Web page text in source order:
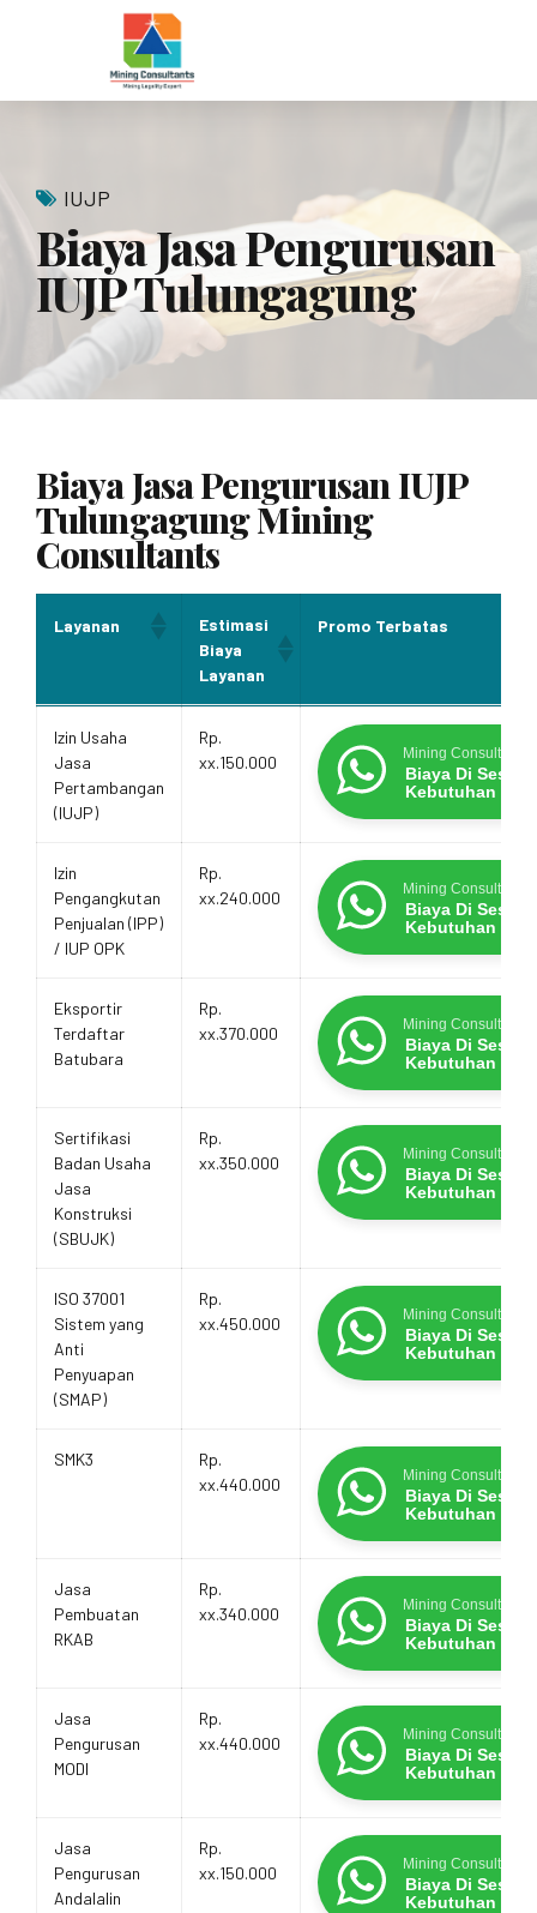
IUJP
Biaya Jasa Pengurusan
IUJP Tulungagung
Biaya Jasa Pengurusan IUJP
Tulungagung Mining
Consultants
Layanan
Estimasi
Biaya
Layanan
Promo Terbatas
Biaya
Layanan
Promo Terbatas
Izin Usaha
Jasa
Pertambangan
(IUJP)
Rp.
xx.150.000
Mining Consultants
Biaya Di
Kebutuhan
Izin
Pengangkutan
Penjualan (IPP)
/ IUP OPK
Rp.
xx.240.000
Mining Consultants
Biaya Di
Kebutuhan
Eksportir
Terdaftar
Batubara
Rp.
xx.370.000
Mining Consultants
Biaya Di
Kebutuhan
Sertifikasi
Badan Usaha
Jasa
Konstruksi
(SBUJK)
Rp.
xx.350.000
Mining Consultants
Biaya Di
Kebutuhan
ISO 37001
Sistem yang
Anti
Penyuapan
(SMAP)
Rp.
xx.450.000
Mining Consultants
Biaya Di
Kebutuhan
SMK3
Rp.
xx.440.000
Mining Consultants
Biaya Di
Kebutuhan
Jasa
Pembuatan
RKAB
Rp.
xx.340.000
Mining Consultants
Biaya Di
Kebutuhan
Jasa
Pengurusan
MODI
Rp.
xx.440.000
Mining Consultants
Biaya Di
Kebutuhan
Jasa
Pengurusan
Andalalin
Rp.
xx.150.000
Mining Consultants
Biaya Di
Kebutuhan